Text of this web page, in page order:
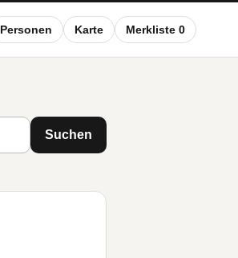
Personen Karte Merkliste 0
Suchen